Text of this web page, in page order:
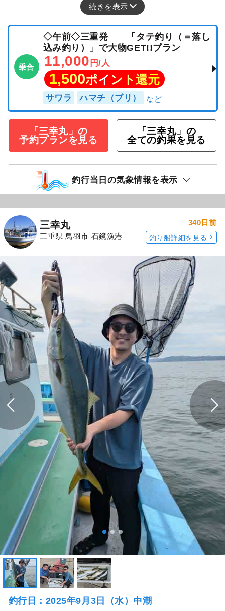
続きを表示
乗合
◇午前◇三重発 「タテ釣り（＝落し
込み釣り）」で大物GET!!プラン
11,000 円/人
1,500ポイント還元
サワラ ハマチ（ブリ）
「三幸丸」の
予約プランを見る
「三幸丸」の
全ての釣果を見る
釣行当日の気象情報を表示
三幸丸
三重県 鳥羽市 石鏡漁港
340日前
釣り船詳細を見る
釣行日：2025年9月3日（水）中潮